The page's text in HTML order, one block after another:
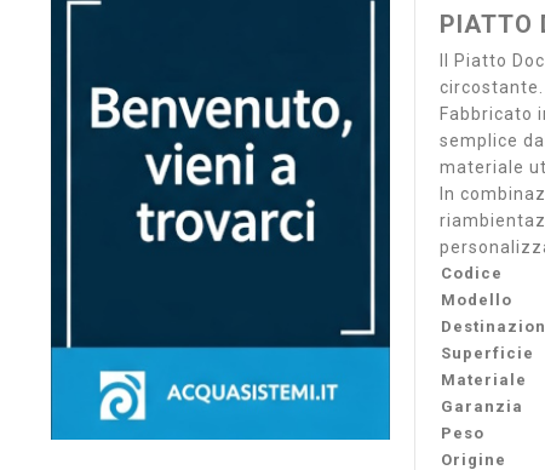
PIATTO
Il Piatto
circostante.
Fabbricato
semplice
materiale
In
Codice
Modello
Superficie
Materiale
Garanzia
Peso
Origine